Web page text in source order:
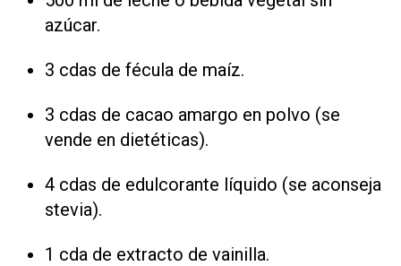
azúcar.
3 cdas de fécula de maíz.
3 cdas de cacao amargo en polvo (se
vende en dietéticas).
4 cdas de edulcorante líquido (se aconseja
stevia).
1 cda de extracto de vainilla.